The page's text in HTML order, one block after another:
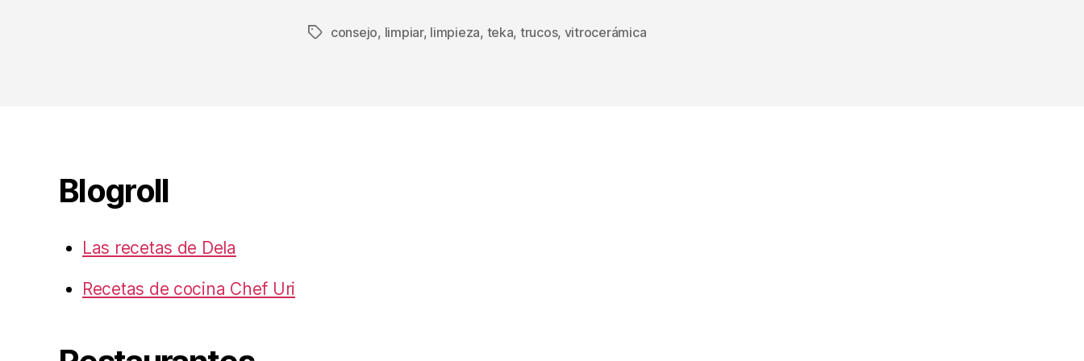
Etiquetas
consejo, limpiar, limpieza, teka, trucos, vitrocerámica
Blogroll
Las recetas de Dela
Recetas de cocina Chef Uri